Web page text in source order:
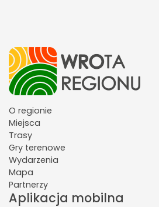
O regionie
Miejsca
Trasy
Gry terenowe
Wydarzenia
Mapa
Partnerzy
Aplikacja mobilna